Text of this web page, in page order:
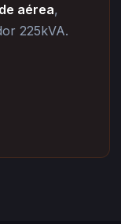
aérea,
225kVA.